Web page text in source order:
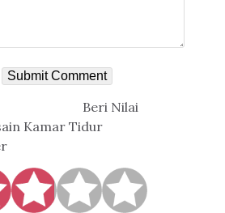
Beri Nilai
Kamar Tidur